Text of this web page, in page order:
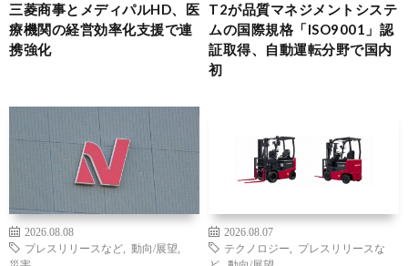
三菱商事とメディパルHD、医
療機関の経営効率化支援で連
携強化
T2が品質マネジメントシステ
ムの国際規格「ISO9001」認
証取得、自動運転分野で国内
初
2026.08.08
プレスリリースなど
動向/展望
2026.08.07
テクノロジー
プレスリリースな